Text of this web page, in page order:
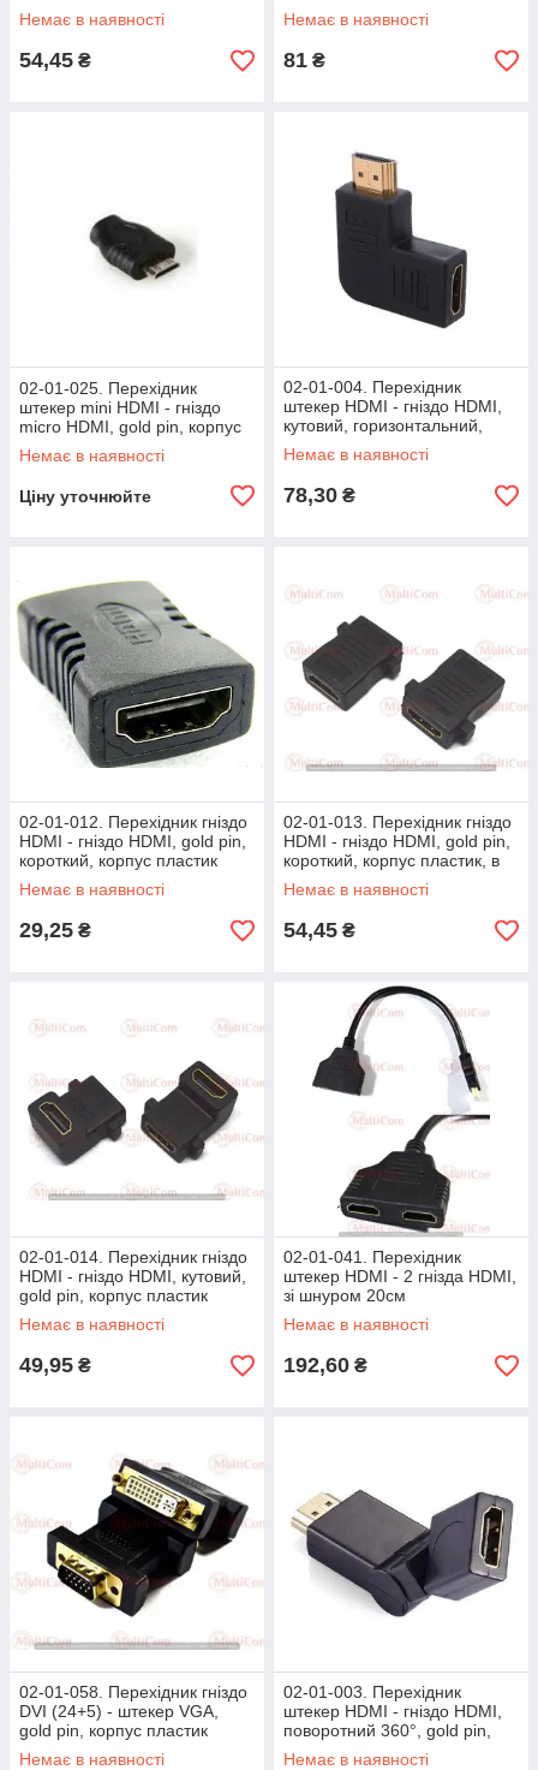
корпус пластик
Немає в наявності
54,45 ₴
Немає в наявності
81 ₴
02-01-025. Перехідник
штекер mini HDMI - гніздо
micro HDMI, gold pin, корпус
пластик, в блістері
Немає в наявності
Ціну уточнюйте
02-01-004. Перехідник
штекер HDMI - гніздо HDMI,
кутовий, горизонтальний,
лівий, gold pin
Немає в наявності
78,30 ₴
02-01-012. Перехідник гніздо
HDMI - гніздо HDMI, gold pin,
короткий, корпус пластик
Немає в наявності
29,25 ₴
02-01-013. Перехідник гніздо
HDMI - гніздо HDMI, gold pin,
короткий, корпус пластик, в
блістері
Немає в наявності
54,45 ₴
02-01-014. Перехідник гніздо
HDMI - гніздо HDMI, кутовий,
gold pin, корпус пластик
Немає в наявності
49,95 ₴
02-01-041. Перехідник
штекер HDMI - 2 гнізда HDMI,
зі шнуром 20см
Немає в наявності
192,60 ₴
02-01-058. Перехідник гніздо
DVI (24+5) - штекер VGA,
gold pin, корпус пластик
Немає в наявності
02-01-003. Перехідник
штекер HDMI - гніздо HDMI,
поворотний 360°, gold pin,
корпус пластик
Немає в наявності